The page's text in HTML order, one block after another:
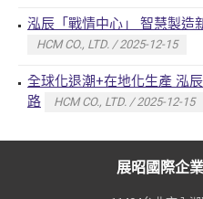
泓辰「戰情中心」 智慧製造
HCM CO., LTD. / 2025-12-15
全球化退潮+在地化生產 泓
路
HCM CO., LTD. / 2025-12-15
展昭國際企